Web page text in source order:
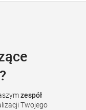
zespół
Twojego